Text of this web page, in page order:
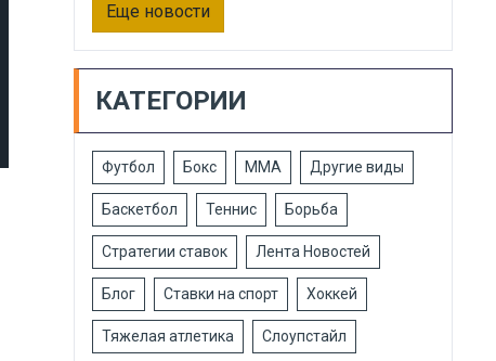
Еще новости
КАТЕГОРИИ
Футбол Бокс ММА Другие виды
Баскетбол Теннис Борьба
Стратегии ставок Лента Новостей
Блог Ставки на спорт Хоккей
Тяжелая атлетика Слоупстайл